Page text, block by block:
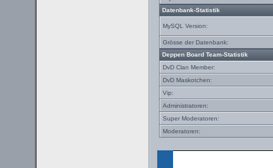
Datenbank-Statistik
MySQL Version:
Grösse der Datenbank:
Deppen Board Team-Statistik
DvD Clan Member:
DvD Maskotchen:
Vip:
Administratoren:
Super Moderatoren:
Moderatoren: